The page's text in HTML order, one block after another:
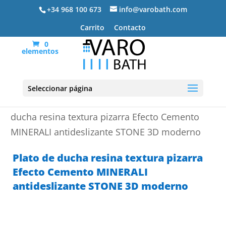
+34 968 100 673
info@varobath.com
Carrito
Contacto
0
elementos
Seleccionar página
ducha resina textura pizarra Efecto Cemento
MINERALI antideslizante STONE 3D moderno
Plato de ducha resina textura pizarra
Efecto Cemento MINERALI
antideslizante STONE 3D moderno